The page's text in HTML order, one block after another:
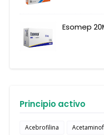
Esomep
Principio activo
Acebrofilina